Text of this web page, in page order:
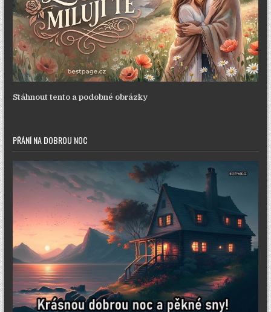
Stáhnout tento a podobné obrázky
PŘÁNÍ NA DOBROU NOC